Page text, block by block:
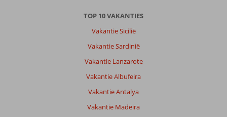
TOP 10 VAKANTIES
Vakantie Sicilië
Vakantie Sardinië
Vakantie Lanzarote
Vakantie Albufeira
Vakantie Antalya
Vakantie Madeira